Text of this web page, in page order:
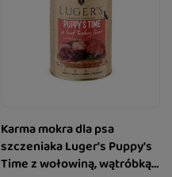
Karma mokra dla psa
szczeniaka Luger's Puppy's
Time z wołowiną, wątróbką z